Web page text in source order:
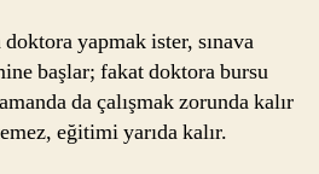
yapmak ister, sınava
başlar; fakat doktora bursu
da çalışmak zorunda kalır
eğitimi yarıda kalır.